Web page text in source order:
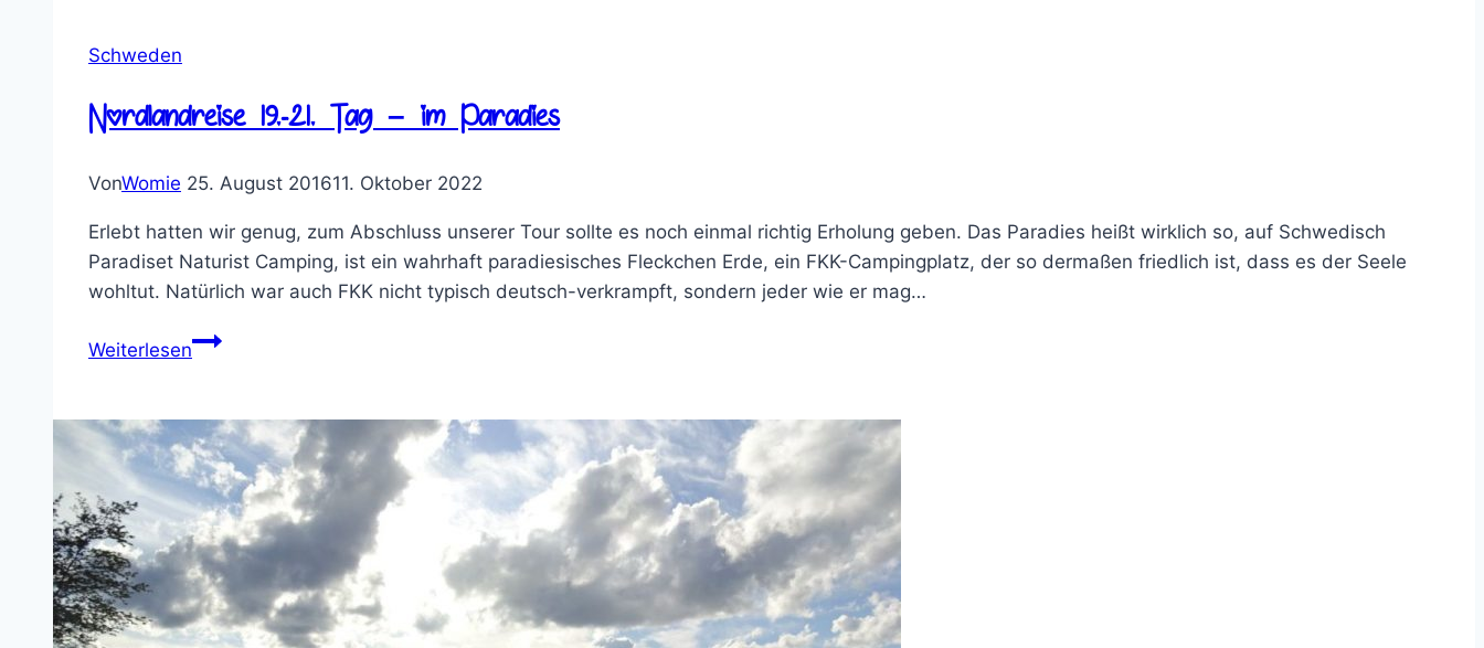
Schweden
Nordlandreise 19.-21. Tag – im Paradies
VonWomie 25. August 201611. Oktober 2022
Erlebt hatten wir genug, zum Abschluss unserer Tour sollte es noch einmal richtig Erholung geben. Das Paradies heißt wirklich so, auf Schwedisch
Paradiset Naturist Camping, ist ein wahrhaft paradiesisches Fleckchen Erde, ein FKK-Campingplatz, der so dermaßen friedlich ist, dass es der Seele
wohltut. Natürlich war auch FKK nicht typisch deutsch-verkrampft, sondern jeder wie er mag…
WeiterlesenNordlandreise
im
Paradies